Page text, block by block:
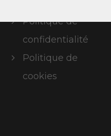
Politique de
confidentialité
Politique de
cookies